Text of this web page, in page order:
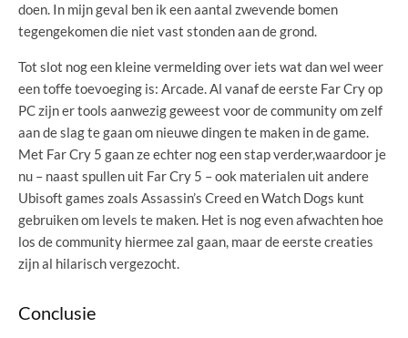
doen. In mijn geval ben ik een aantal zwevende bomen
tegengekomen die niet vast stonden aan de grond.
Tot slot nog een kleine vermelding over iets wat dan wel weer
een toffe toevoeging is: Arcade. Al vanaf de eerste Far Cry op
PC zijn er tools aanwezig geweest voor de community om zelf
aan de slag te gaan om nieuwe dingen te maken in de game.
Met Far Cry 5 gaan ze echter nog een stap verder,waardoor je
nu – naast spullen uit Far Cry 5 – ook materialen uit andere
Ubisoft games zoals Assassin’s Creed en Watch Dogs kunt
gebruiken om levels te maken. Het is nog even afwachten hoe
los de community hiermee zal gaan, maar de eerste creaties
zijn al hilarisch vergezocht.
Conclusie